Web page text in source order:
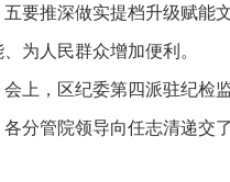
五要推深做实提档升级赋能
、为人民群众增加便利。
会上，区纪委第四派驻纪检
各分管院领导向任志清递交